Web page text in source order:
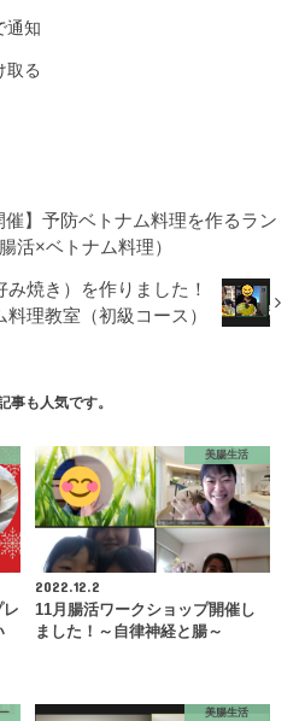
通知
取る
催】予防ベトナム料理を作るラン
活×ベトナム料理）
焼き）を作りました！
料理教室（初級コース）
事も人気です。
美腸生活
2022.12.2
11月腸活ワークショップ開催し
ました！～自律神経と腸～
美腸生活